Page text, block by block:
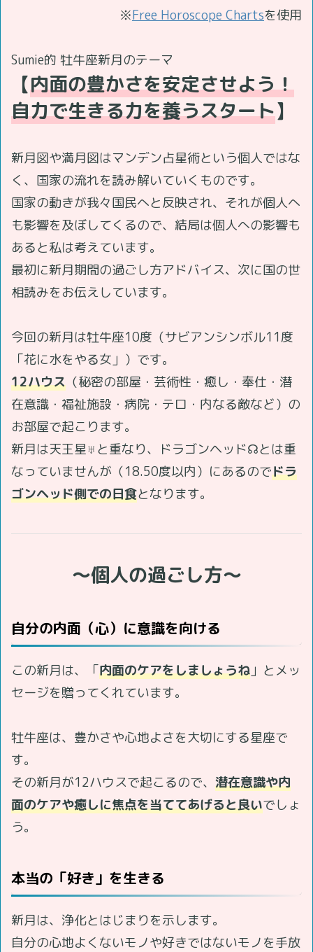
※Free Horoscope Chartsを使用
Sumie的 牡牛座新月のテーマ
【内面の豊かさを安定させよう！
自力で生きる力を養うスタート】
新月図や満月図はマンデン占星術という個人ではな
く、国家の流れを読み解いていくものです。
国家の動きが我々国民へと反映され、それが個人へ
も影響を及ぼしてくるので、結局は個人への影響も
あると私は考えています。
最初に新月期間の過ごし方アドバイス、次に国の世
相読みをお伝えしています。
今回の新月は牡牛座10度（サビアンシンボル11度
「花に水をやる女」）です。
12ハウス （秘密の部屋・芸術性・癒し・奉仕・潜
在意識・福祉施設・病院・テロ・内なる敵など）の
お部屋で起こります。
新月は天王星♅と重なり、ドラゴンヘッド☊とは重
なっていませんが（18.50度以内）にあるのでドラ
ゴンヘッド側での日食となります。
～個人の過ごし方～
自分の内面（心）に意識を向ける
この新月は、「内面のケアをしましょうね 」とメッ
セージを贈ってくれています。
牡牛座は、豊かさや心地よさを大切にする星座で
す。
その新月が12ハウスで起こるので、 潜在意識や内
面のケアや癒しに焦点を当ててあげると良いでしょ
う。
本当の「好き」を生きる
新月は、浄化とはじまりを示します。
自分の心地よくないモノや好きではないモノを手放